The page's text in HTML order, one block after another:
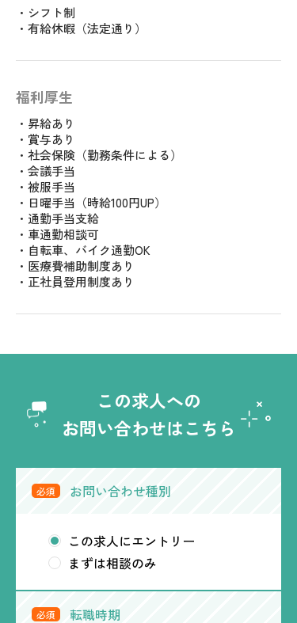
・シフト制
・有給休暇（法定通り）
福利厚生
・昇給あり
・賞与あり
・社会保険（勤務条件による）
・会議手当
・被服手当
・日曜手当（時給100円UP）
・通勤手当支給
・車通勤相談可
・自転車、バイク通勤OK
・医療費補助制度あり
・正社員登用制度あり
この求人への
お問い合わせはこちら
必須 お問い合わせ種別
この求人にエントリー
まずは相談のみ
必須 転職時期